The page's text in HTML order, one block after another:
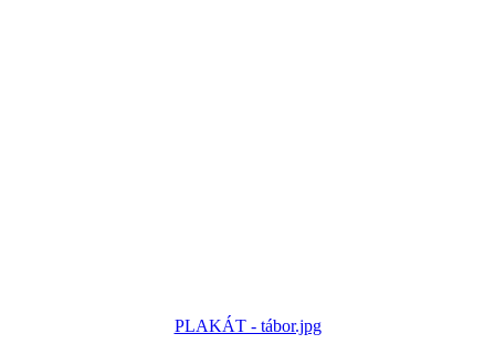
PLAKÁT - tábor.jpg